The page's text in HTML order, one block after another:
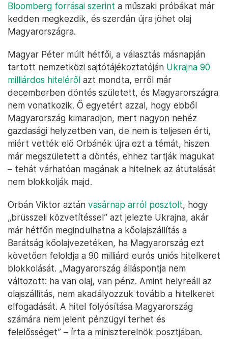
Bloomberg forrásai szerint a műszaki próbákat már
kedden megkezdik, és szerdán újra jöhet olaj
Magyarországra.
Magyar Péter múlt hétfői, a választás másnapján
tartott nemzetközi sajtótájékoztatóján Ukrajna 90
milliárdos hiteléről azt mondta, erről már
decemberben döntés született, és Magyarországra
nem vonatkozik. Ő egyetért azzal, hogy ebből
Magyarország kimaradjon, mert nagyon nehéz
gazdasági helyzetben van, de nem is teljesen érti,
miért vették elő Orbánék újra ezt a témát, hiszen
már megszületett a döntés, ehhez tartják magukat
– tehát várhatóan magának a hitelnek az átutalását
nem blokkolják majd.
Orbán Viktor aztán vasárnap arról posztolt, hogy
„brüsszeli közvetítéssel” azt jelezte Ukrajna, akár
már hétfőn megindulhatna a kőolajszállítás a
Barátság kőolajvezetéken, ha Magyarország ezt
követően feloldja a 90 milliárd eurós uniós hitelkeret
blokkolását. „Magyarország álláspontja nem
változott: ha van olaj, van pénz. Amint helyreáll az
olajszállítás, nem akadályozzuk tovább a hitelkeret
elfogadását. A hitel folyósítása Magyarország
számára nem jelent pénzügyi terhet és
felelősséget” – írta a miniszterelnök posztjában.